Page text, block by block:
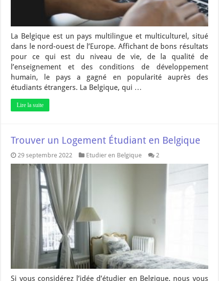
La Belgique est un pays multilingue et multiculturel, situé
dans le nord-ouest de l’Europe. Affichant de bons résultats
pour ce qui est du niveau de vie, de la qualité de
l’enseignement et des conditions de développement
humain, le pays a gagné en popularité auprès des
étudiants étrangers. La Belgique, qui …
Lire la suite
Trouver un Logement Étudiant en Belgique
29 septembre 2022 Etudier en Belgique 2
Si vous considérez l’idée d’étudier en Belgique, nous vous